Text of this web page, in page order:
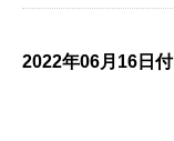
2022年06月16日付